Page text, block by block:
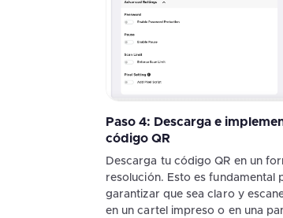
Paso 4: Descarga e
código QR
Descarga tu código QR en un
resolución. Esto es fundamental
garantizar que sea claro y
en un cartel impreso o en una